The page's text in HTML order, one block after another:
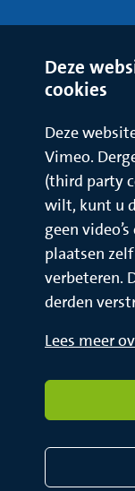
Deze
cookies
Deze
Vimeo.
(third party
wilt, kunt u
geen
plaatsen
verbeteren.
derden
Lees meer